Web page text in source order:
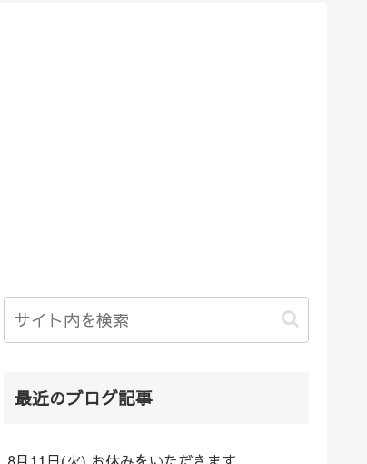
最近のブログ記事